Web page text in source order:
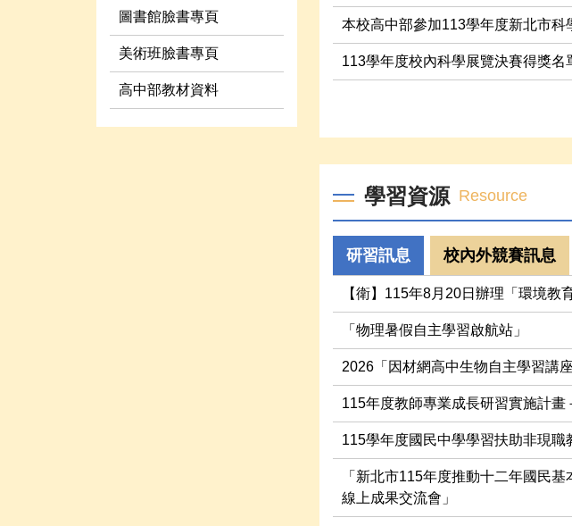
圖書館臉書專頁
美術班臉書專頁
高中部教材資料
本校高中部參加113學年度新北市科
113學年度校內科學展覽決賽得獎名
學習資源 Resource
研習訊息 校內外競賽訊息
【衛】115年8月20日辦理「環境教
「物理暑假自主學習啟航站」
2026「因材網高中生物自主學習講座
115年度教師專業成長研習實施計
115學年度國民中學學習扶助非現職
「新北市115年度推動十二年國民
線上成果交流會」